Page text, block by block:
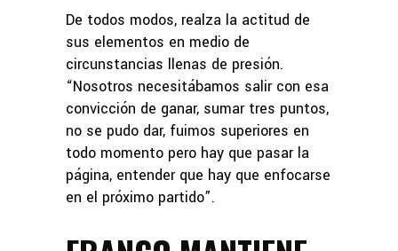
De todos modos, realza la actitud de
sus elementos en medio de
circunstancias llenas de presión.
“Nosotros necesitábamos salir con esa
convicción de ganar, sumar tres puntos,
no se pudo dar, fuimos superiores en
todo momento pero hay que pasar la
página, entender que hay que enfocarse
en el próximo partido”.